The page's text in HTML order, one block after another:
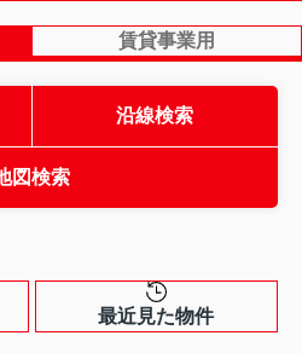
賃貸事業用
沿線検索
図検索
最近見た物件